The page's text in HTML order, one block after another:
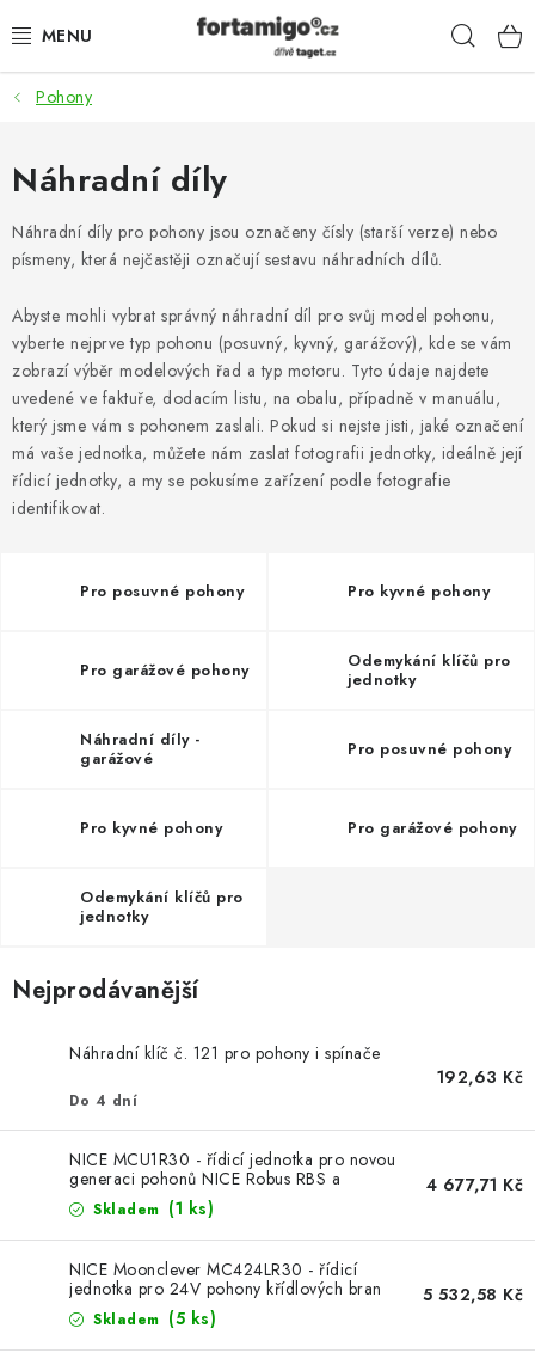
na
SADY - ZVÝHODNĚNÉ
POHONY
SAMONOSNÉ BRÁNY
KŘÍDLOVÉ BRÁNY A BRANKY
ZÁVĚSNÉ BRÁNY
KONSTRUKČNÍ PROFILY
ZÁSLEPKY
KOMPONENTY PRO PLOTY
HLINÍKOVÝ PLOTOVÝ SYSTÉM
OTOČNÉ ŽALUZIE
Technická podpora
Pohony
Náhradní díly
Náhradní díly pro pohony jsou označeny čísly (starší verze) nebo
písmeny, která nejčastěji označují sestavu náhradních dílů.
Abyste mohli vybrat správný náhradní díl pro svůj model pohonu,
vyberte nejprve typ pohonu (posuvný, kyvný, garážový), kde se vám
zobrazí výběr modelových řad a typ motoru. Tyto údaje najdete
uvedené ve faktuře, dodacím listu, na obalu, případně v manuálu,
který jsme vám s pohonem zaslali. Pokud si nejste jisti, jaké označení
má vaše jednotka, můžete nám zaslat fotografii jednotky, ideálně její
řídicí jednotky, a my se pokusíme zařízení podle fotografie
identifikovat.
Pro posuvné pohony Pro kyvné pohony
Pro garážové pohony
Odemykání klíčů pro
jednotky
Náhradní díly -
garážové
Pro posuvné pohony
Pro kyvné pohony Pro garážové pohony
Odemykání klíčů pro
jednotky
Nejprodávanější
Náhradní klíč č. 121 pro pohony i spínače
Do 4 dní
192,63 Kč
NICE MCU1R30 - řídicí jednotka pro novou
generaci pohonů NICE Robus RBS a
Spider800R30
Skladem (1 ks)
4 677,71 Kč
NICE Moonclever MC424LR30 - řídicí
jednotka pro 24V pohony křídlových bran
řady Wingo
Skladem (5 ks)
5 532,58 Kč